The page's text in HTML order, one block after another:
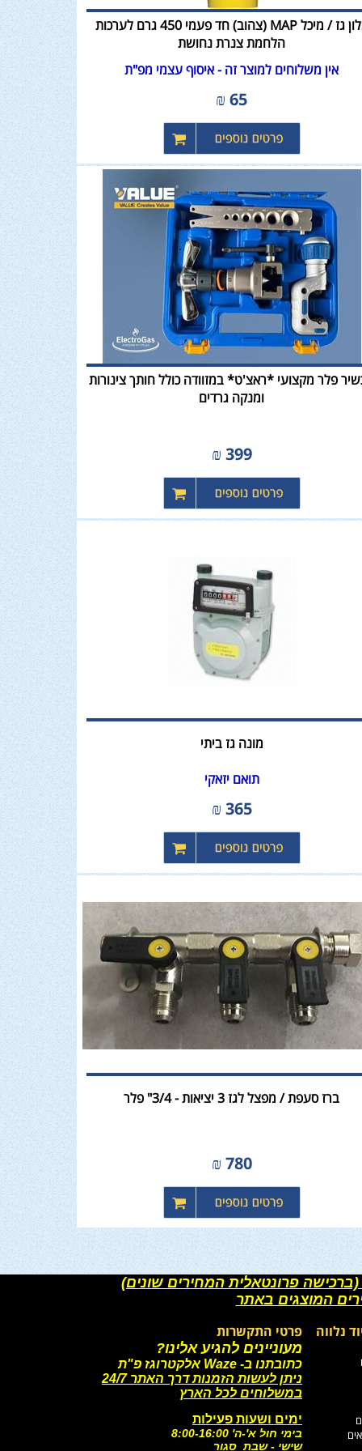
בלון גז / מיכל MAP (צהוב) חד פעמי 450 גרם לערכות
הלחמת צנרת נחושת
אין משלוחים למוצר זה - איסוף עצמי מפ"ת
65
₪
פלר מקצועי *ראצ'ט* במזוודה כולל חותך צינורות
ומנקה גרדים
399
₪
מונה גז ביתי
תואם יזאקי
365
₪
ברז סעפת / מפצל לגז 3 יציאות - 3/4" פלר
780
₪
פרונטאלית המחירים שונים)
המוצגים באתר
נלווה פרטי התקשרות
מעוניינים להגיע אלינו?
כתובתנו ב- Waze אלקטרוגז פ"ת
ניתן לעשות הזמנות דרך האתר 24/7
במשלוחים לכל הארץ
ימים ושעות פעילות
בימי חול א'-ה' 8:00-16:00
שישי - שבת סגור